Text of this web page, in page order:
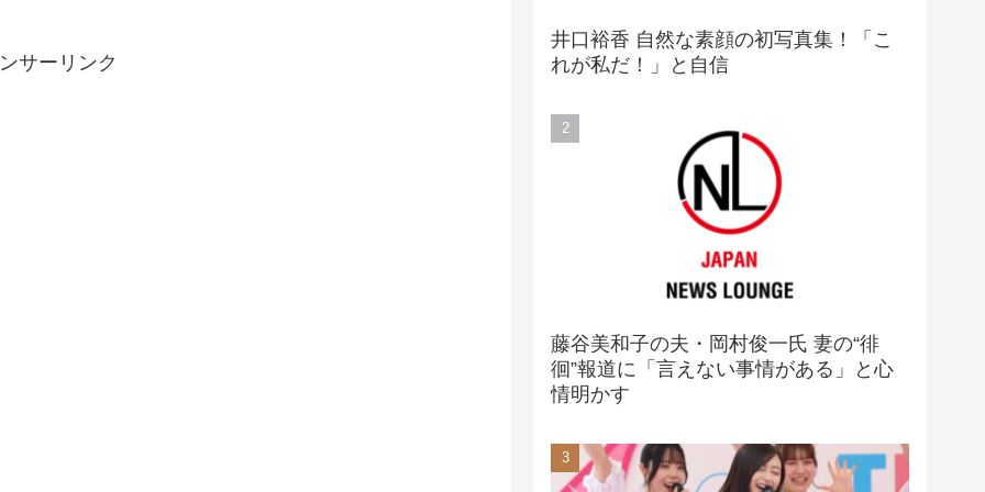
サーリンク
井口裕香 自然な素顔の初写真集！「こ
れが私だ！」と自信
藤谷美和子の夫・岡村俊一氏 妻の“徘
徊”報道に「言えない事情がある」と心
情明かす